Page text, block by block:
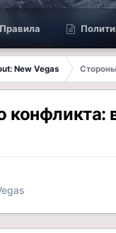
Правила
New Vegas
конфликта: